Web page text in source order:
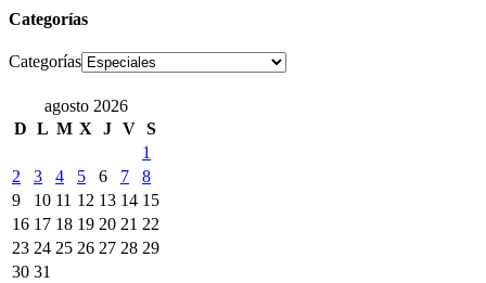
Categorías
Categorías
agosto 2026
D L M X J V S
1
2
3 4 5 6 7
8
9
10 11 12 13 14 15
16 17 18 19 20 21 22
23 24 25 26 27 28 29
30 31